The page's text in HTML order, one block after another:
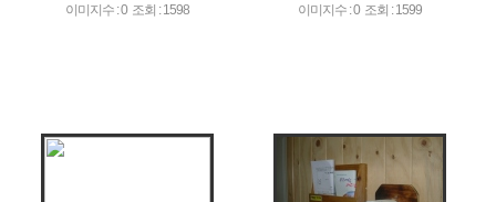
이미지수 : 0 조회 : 1598 이미지수 : 0 조회 : 1599